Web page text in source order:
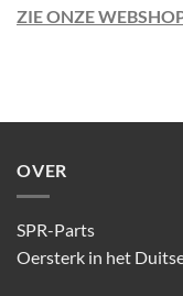
ZIE ONZE
OVER
SPR-Parts
Oersterk in het